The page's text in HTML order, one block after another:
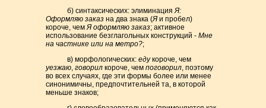
б) синтаксических: элиминацияЯ:
Оформляю заказ на два знака (Яи пробел)
короче, чемЯ оформляю заказ; активное
использование безглагольных конструкций -Мне
на частнике или на метро?;
в) морфологических:едукороче, чем
уезжаю,говорил короче, чемпоговорил, поэтому
во всех случаях, где эти формы более или менее
синонимичны, предпочтительней та, в которой
меньше знаков;